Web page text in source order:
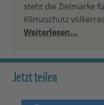
steht die Zielmarke
Klimaschutz
Weiterlesen...
Jetzt teilen